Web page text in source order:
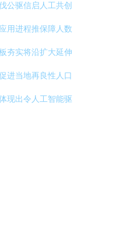
公驱信启人工共创
用进程推保障人数
夯实将沿扩大延伸
进当地再良性人口
现出令人工智能驱